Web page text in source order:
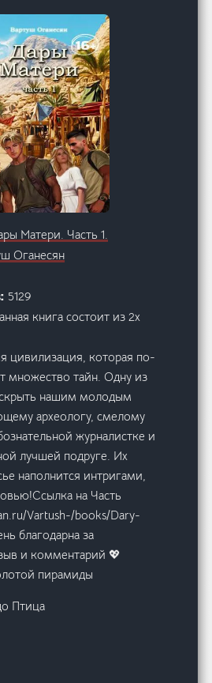
Матери. Часть 1.
Оганесян
5129
книга состоит из 2х
цивилизация, которая по-
множество тайн. Одну из
нашим молодым
археологу, смелому
журналистке и
лучшей подруге. Их
наполнится интригами,
на Часть
Vartush-/books/Dary-
благодарна за
и комментарий 💖
пирамиды
Птица